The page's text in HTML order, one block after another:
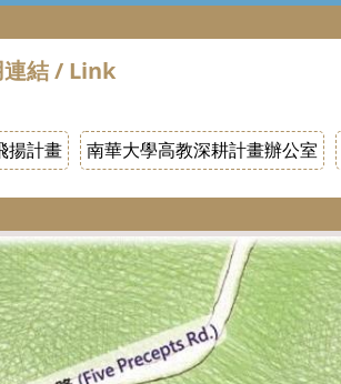
連結 / Link
揚計畫 南華大學高教深耕計畫辦公室